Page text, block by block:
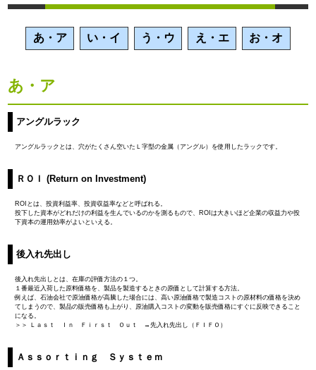
あ・ア い・イ う・ウ え・エ お・オ
あ・ア
アングルラック
アングルラックとは、穴がたくさん空いたＬ字型の金属（アングル）を使用したラックです。
ＲＯＩ (Return on Investment)
ROIとは、投資利益率、投資収益率などと呼ばれる。
投下した資本がどれだけの利益を生んでいるのかを測るもので、ROIは大きいほど企業の収益力や投
下資本の運用効率がよいといえる。
後入れ先出し
後入れ先出しとは、在庫の評価方法の１つ。
１番最近入荷した原料価格を、製品を製造するときの原価として計算する方法。
例えば、石油会社で原油価格が高騰した場合には、高い原油価格で製造コストの原材料の価格を決め
てしまうので、製品の販売価格も上がり、原油購入コストの変動を販売価格にすぐに反映できること
になる。
＞＞ Ｌａｓｔ Ｉｎ Ｆｉｒｓｔ Ｏｕｔ →先入れ先出し（ＦＩＦＯ）
Ａｓｓｏｒｔｉｎｇ Ｓｙｓｔｅｍ